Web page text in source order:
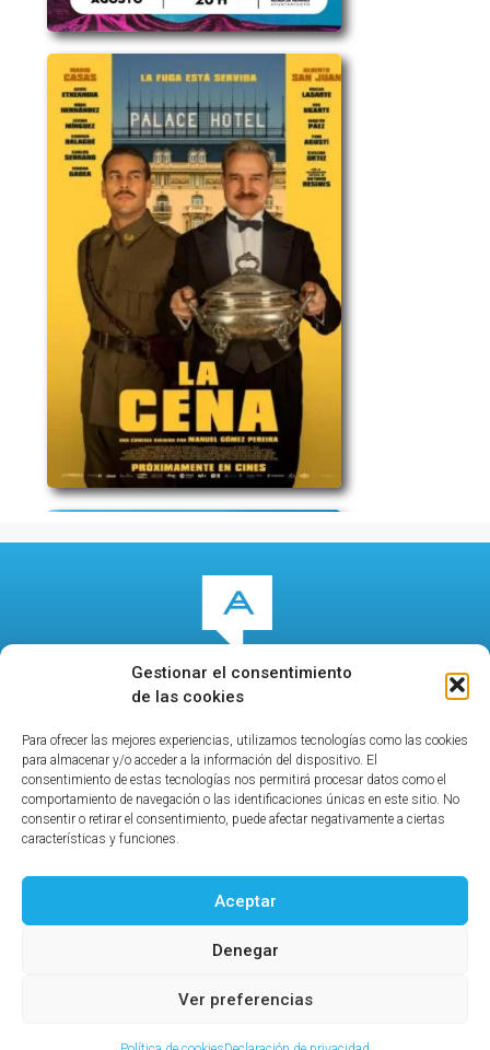
Gestionar el consentimiento
de las cookies
Para ofrecer las mejores experiencias, utilizamos tecnologías como las cookies
para almacenar y/o acceder a la información del dispositivo. El
consentimiento de estas tecnologías nos permitirá procesar datos como el
comportamiento de navegación o las identificaciones únicas en este sitio. No
consentir o retirar el consentimiento, puede afectar negativamente a ciertas
características y funciones.
Aceptar
Denegar
Ver preferencias
© 2026culturalcala.es|Concejalía de Cultura|
Publicidad|Contacto|Política de privacidad| Aviso
legal|
Ayuntamiento de Alcalá de Henares
Concejalía de Cultura
Teléfono: 91 877 19 30 / 91 877 32 53